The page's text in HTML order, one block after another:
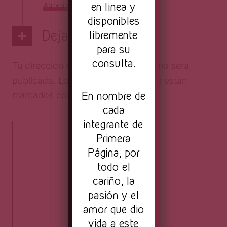
Agrega el tuyo
Deja una respuesta
Tu dirección de correo electrónico no será
en linea y
disponibles
libremente
para su
consulta.
En nombre de
cada
integrante de
Primera
Página, por
todo el
cariño, la
pasión y el
amor que dio
vida a este